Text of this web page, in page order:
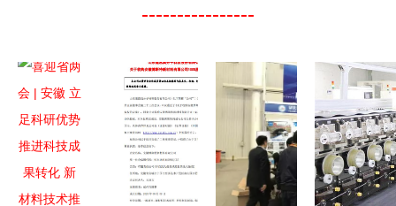
----------------